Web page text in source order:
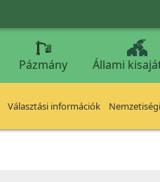
Pázmány Állami
Választási információk